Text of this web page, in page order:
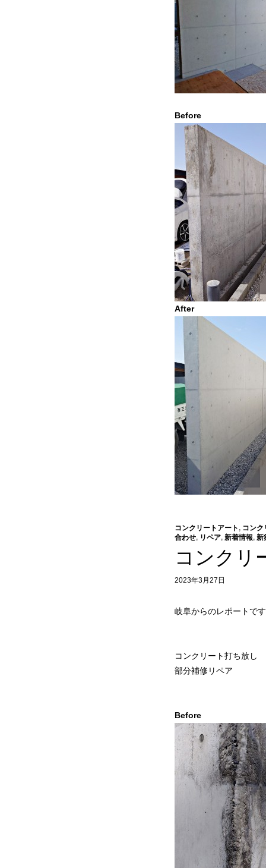
Before
After
コンクリートアート , コンク
合わせ, リペア, 新着情報, 新
コンクリ
2023年3月27日
岐阜からのレポートで
コンクリート打ち放し
部分補修リペア